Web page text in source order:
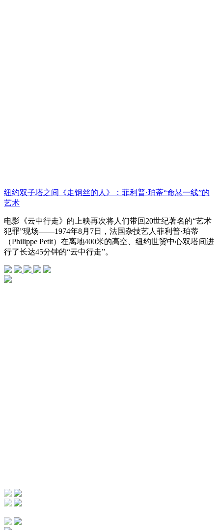
纽约双子塔之间《走钢丝的人》：菲利普·珀蒂“命悬一线”的
艺术
电影《云中行走》的上映再次将人们带回20世纪著名的“艺术
犯罪”现场——1974年8月7日，法国杂技艺人菲利普·珀蒂
（Philippe Petit）在离地400米的高空、纽约世贸中心双塔间进
行了长达45分钟的“云中行走”。